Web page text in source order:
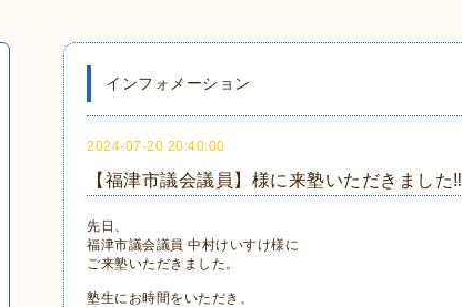
インフォメーション
2024-07-20 20:40:00
【福津市議会議員】様に来塾いただきました‼
先日、
福津市議会議員 中村けいすけ様に
ご来塾いただきました。
塾生にお時間をいただき、